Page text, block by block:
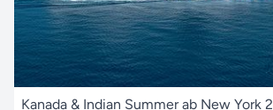
Kanada & Indian Summer ab New York 2